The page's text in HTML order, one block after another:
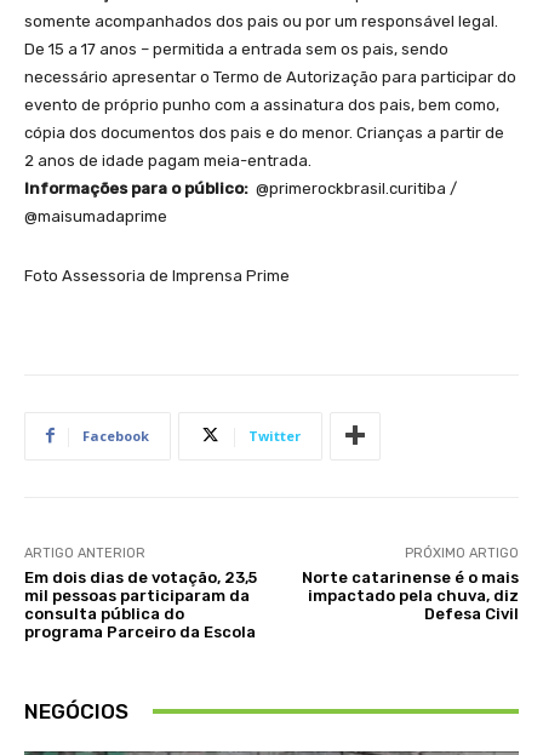
somente acompanhados dos pais ou por um responsável legal.
De 15 a 17 anos – permitida a entrada sem os pais, sendo
necessário apresentar o Termo de Autorização para participar do
evento de próprio punho com a assinatura dos pais, bem como,
cópia dos documentos dos pais e do menor. Crianças a partir de
2 anos de idade pagam meia-entrada.
Informações para o público: @primerockbrasil.curitiba /
@maisumadaprime
Foto Assessoria de Imprensa Prime
Facebook Twitter
ARTIGO ANTERIOR
Em dois dias de votação, 23,5
mil pessoas participaram da
consulta pública do
programa Parceiro da Escola
PRÓXIMO ARTIGO
Norte catarinense é o mais
impactado pela chuva, diz
Defesa Civil
NEGÓCIOS